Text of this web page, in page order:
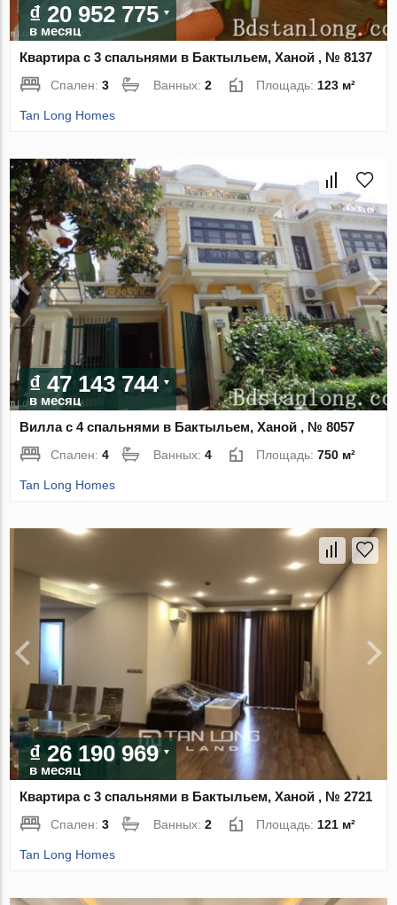
₫ 20 952 775
в месяц
Квартира с 3 спальнями в Бактыльем, Ханой , № 8137
Спален:3 Ванных:2 Площадь: 123 м²
Tan Long Homes
₫ 47 143 744
в месяц
Вилла с 4 спальнями в Бактыльем, Ханой , № 8057
Спален:4 Ванных:4 Площадь:750 м²
Tan Long Homes
₫ 26 190 969
в месяц
Квартира с 3 спальнями в Бактыльем, Ханой , № 2721
Спален:3 Ванных:2 Площадь: 121 м²
Tan Long Homes